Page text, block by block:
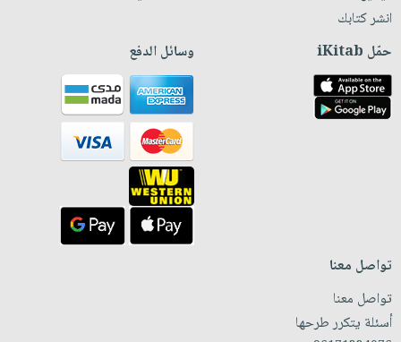
انشر كتابك
حمّل iKitab وسائل الدفع
تواصل معنا
تواصل معنا
أسئلة يتكرر طرحها